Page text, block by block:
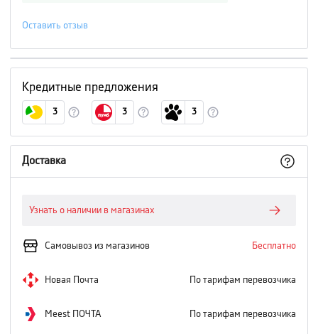
Оставить отзыв
Кредитные предложения
3 3 3
Доставка
Узнать о наличии в магазинах
Самовывоз из магазинов Бесплатно
Новая Почта По тарифам перевозчика
Meest ПОЧТА По тарифам перевозчика